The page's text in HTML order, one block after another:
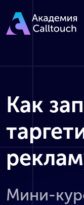
Как
Мини-